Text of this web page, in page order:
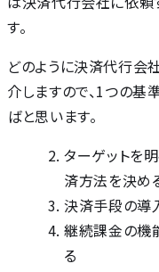
す。
どのように決済代行会
介しますので、1つの基
ばと思います。
ターゲットを
済方法を決め
決済手段の導
継続課金の機
る